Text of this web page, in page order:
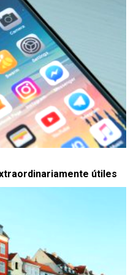
útiles